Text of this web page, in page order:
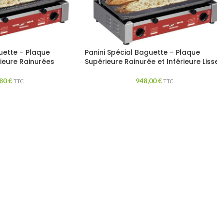
– Plaque
Rainurées
€ TTC
Panini Spécial Baguette – Plaque
Supérieure Rainurée et Inférieure
948,00€ TTC